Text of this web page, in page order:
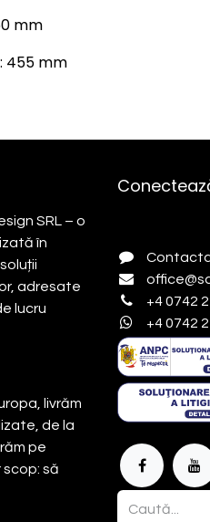
mm
455 mm
SRL – o
în
adresate
lucru
livrăm
de la
pe
să
+4 0742
+4 0742